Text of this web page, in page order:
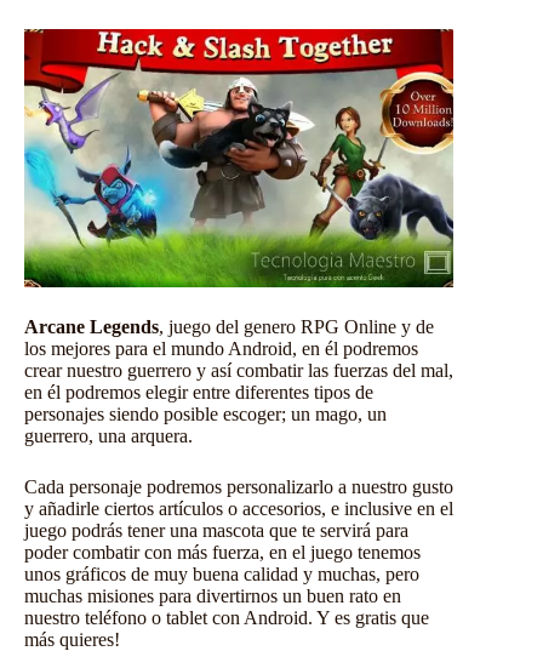
Arcane Legends, juego del genero RPG Online y de
los mejores para el mundo Android, en él podremos
crear nuestro guerrero y así combatir las fuerzas del mal,
en él podremos elegir entre diferentes tipos de
personajes siendo posible escoger; un mago, un
guerrero, una arquera.
Cada personaje podremos personalizarlo a nuestro gusto
y añadirle ciertos artículos o accesorios, e inclusive en el
juego podrás tener una mascota que te servirá para
poder combatir con más fuerza, en el juego tenemos
unos gráficos de muy buena calidad y muchas, pero
muchas misiones para divertirnos un buen rato en
nuestro teléfono o tablet con Android. Y es gratis que
más quieres!